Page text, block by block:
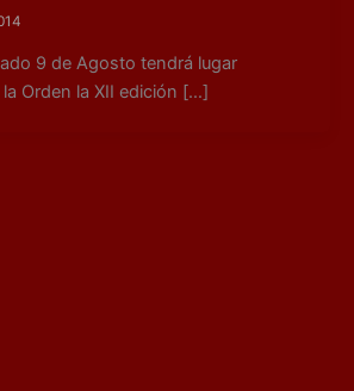
de Agosto tendrá lugar
Orden la XII edición […]